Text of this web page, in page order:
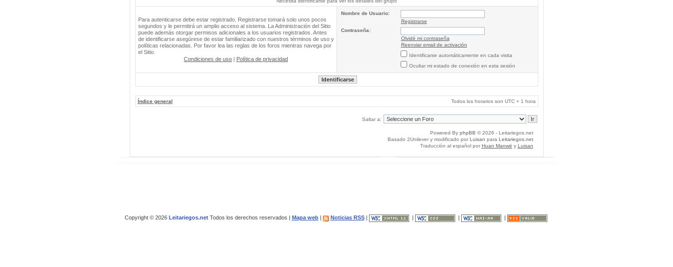
Para autenticarse debe estar registrado. Registrarse tomará solo unos pocos
segundos y le permitirá un amplio acceso al sistema. La Administración del Sitio
puede además otorgar permisos adicionales a los usuarios registrados. Antes
de identificarse asegúrese de estar familiarizado con nuestros términos de uso y
políticas relacionadas. Por favor lea las reglas de los foros mientras navega por
el Sitio.
Condiciones de uso | Política de privacidad
Nombre de Usuario:
Registrarse
Contraseña:
Olvidé mi contraseña
Reenviar email de activación
Identificarse automáticamente en cada visita
Ocultar mi estado de conexión en esta sesión
Índice general Todos los horarios son UTC + 1 hora
Saltar a:
Powered By phpBB © 2026 - Leitariegos.net
Basado 2Unilever y modificado por Luisan para Leitariegos.net
Traducción al español por Huan Manwë y Luisan
Copyright © 2026 Leitariegos.netTodos los derechos reservados | Mapa web| Noticias RSS|